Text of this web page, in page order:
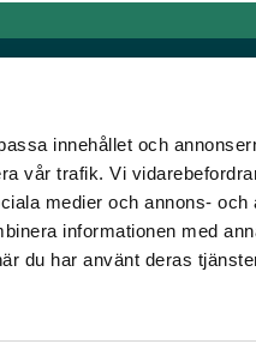
innehållet och
vår trafik. Vi
medier och annons-
informationen med
du har använt deras
Länkar
Allmänna
Mobilvy